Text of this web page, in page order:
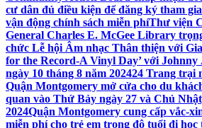
cư dân đủ điều kiện để đăng ký tham
vận động chính sách miễn phíThư viện
General Charles E. McGee Library
chức Lễ hội Âm nhạc Thân thiện với
for the Record-A Vinyl Day’ với Johnny
ngày 10 tháng 8 năm 202424 Trang trại
Quận Montgomery mở cửa cho du
quan vào Thứ Bảy ngày 27 và Chủ
2024Quận Montgomery cung cấp vắc-xin
miễn phí cho trẻ em trong độ tuổi đi học